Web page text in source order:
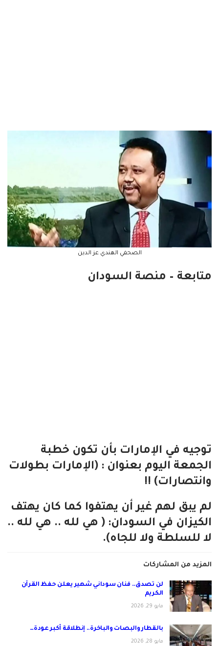
الصحفي الهندي عز الدين
متابعة – منصة السودان
‏توجيه في الإمارات بأن تكون خطبة
الجمعة اليوم بعنوان : (الإمارات بطولات
وانتصارات) !!
لم يبق لهم غير أن يهتفوا كما كان يهتف
الكيزان في السودان: ( هي لله .. هي لله ..
لا للسلطة ولا للجاه).
المزيد من المشاركات
لن تصدق.. فنان سوداني شهير يعلن حفظ القرآن
الكريم
مايو 29, 2026
بالقطار والبصات والباخرة.. إنطلاقة أكبر عودة…
مايو 28, 2026